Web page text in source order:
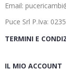
Email:
Puce Srl P.Iva:
TERMINI E
IL MIO ACCOUNT